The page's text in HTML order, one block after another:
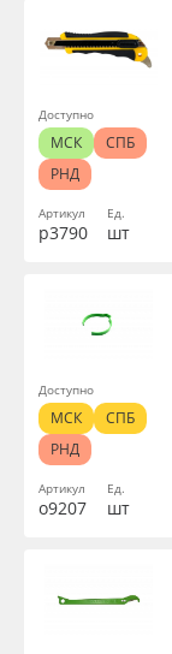
Артикул
р3790
Ед.
шт
Доступно
МСК
СПБ
РНД
Артикул
о9207
Ед.
шт
Доступно
МСК
СПБ
РНД